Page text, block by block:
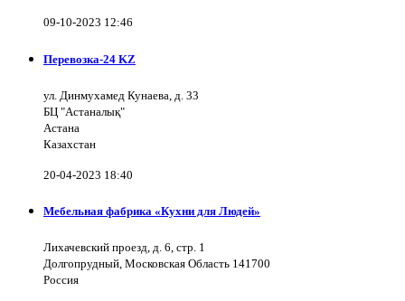
09-10-2023 12:46
Перевозка-24 KZ
ул. Динмухамед Кунаева, д. 33
БЦ "Астаналық"
Астана
Казахстан
20-04-2023 18:40
Мебельная фабрика «Кухни для Людей»
Лихачевский проезд, д. 6, стр. 1
Долгопрудный, Московская Область 141700
Россия